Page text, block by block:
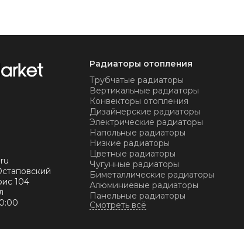
104
Радиаторы отопления
Трубчатые радиаторы
Вертикальные радиаторы
Конвекторы отопления
Дизайнерские радиаторы
Электрические радиаторы
Напольные радиаторы
Низкие радиаторы
Цветные радиаторы
Чугунные радиаторы
Биметаллические радиаторы
Алюминиевые радиаторы
Панельные радиаторы